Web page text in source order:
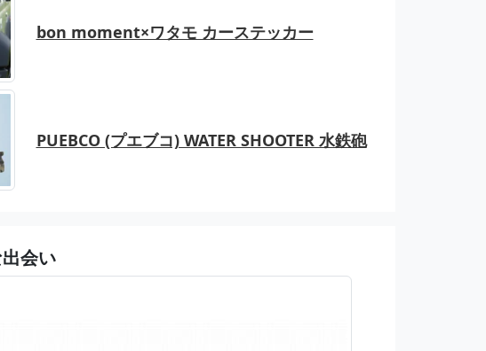
bon moment×ワタモ カーステッカー
PUEBCO (プエブコ) WATER SHOOTER 水鉄砲
会い